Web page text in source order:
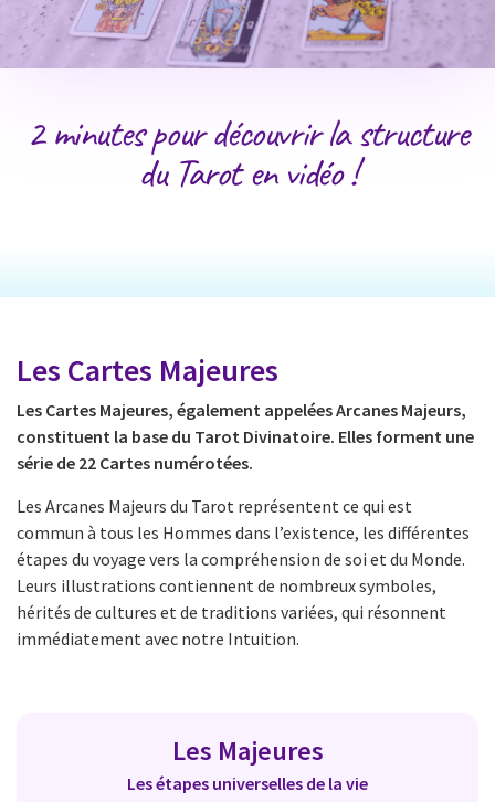
2 minutes pour découvrir la structure
du Tarot en vidéo !
Les Cartes Majeures
Les Cartes Majeures, également appelées Arcanes Majeurs,
constituent la base du Tarot Divinatoire. Elles forment une
série de 22 Cartes numérotées.
Les Arcanes Majeurs du Tarot représentent ce qui est
commun à tous les Hommes dans l’existence, les différentes
étapes du voyage vers la compréhension de soi et du Monde.
Leurs illustrations contiennent de nombreux symboles,
hérités de cultures et de traditions variées, qui résonnent
immédiatement avec notre Intuition.
Les Majeures
Les étapes universelles de la vie